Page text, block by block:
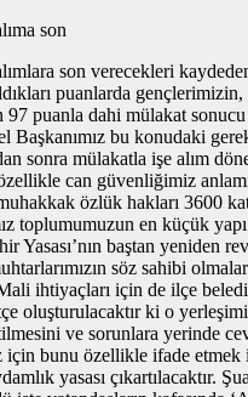
son
son verecekleri
puanlarda gençlerimizin,
97 puanla dahi mülakat
Başkanımız bu konudaki
sonra mülakatla işe alım
can güvenliğimiz
özlük hakları 3600
toplumumuzun en küçük yapı
Yasası’nın baştan yeniden
söz sahibi
ihtiyaçları için de ilçe
oluşturulacaktır ki o
ve sorunlara yerinde
için bunu özellikle ifade etmek
yasası çıkartılacaktır.